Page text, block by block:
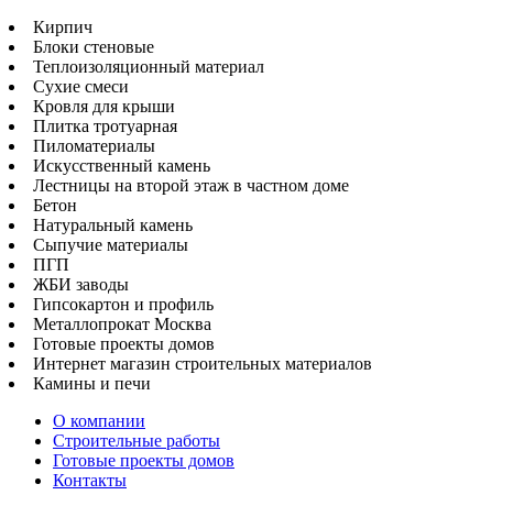
Кирпич
Блоки стеновые
Теплоизоляционный материал
Сухие смеси
Кровля для крыши
Плитка тротуарная
Пиломатериалы
Искусственный камень
Лестницы на второй этаж в частном доме
Бетон
Натуральный камень
Сыпучие материалы
ПГП
ЖБИ заводы
Гипсокартон и профиль
Металлопрокат Москва
Готовые проекты домов
Интернет магазин строительных материалов
Камины и печи
О компании
Строительные работы
Готовые проекты домов
Контакты